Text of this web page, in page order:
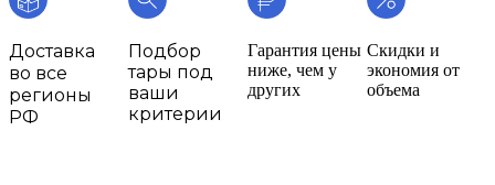
Доставка
во все
регионы
РФ
Подбор
тары под
ваши
критерии
Гарантия цены
ниже, чем у
других
Скидки и
экономия от
объема